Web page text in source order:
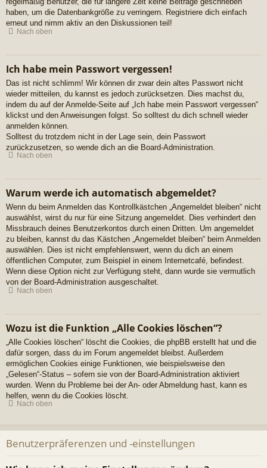
haben, um die Datenbankgröße zu verringern. Registriere dich einfach
erneut und nimm aktiv an den Diskussionen teil!
Nach oben
Ich habe mein Passwort vergessen!
Das ist nicht schlimm! Wir können dir zwar dein altes Passwort nicht
wieder mitteilen, du kannst es jedoch zurücksetzen. Dies machst du,
indem du auf der Anmelde-Seite auf „Ich habe mein Passwort vergessen“
klickst und den Anweisungen folgst. So solltest du dich schnell wieder
anmelden können.
Solltest du trotzdem nicht in der Lage sein, dein Passwort
zurückzusetzen, so wende dich an die Board-Administration.
Nach oben
Warum werde ich automatisch abgemeldet?
Wenn du beim Anmelden das Kontrollkästchen „Angemeldet bleiben“ nicht
auswählst, wirst du nur für eine Sitzung angemeldet. Dies verhindert den
Missbrauch deines Benutzerkontos durch einen Dritten. Um angemeldet
zu bleiben, kannst du das Kästchen „Angemeldet bleiben“ beim Anmelden
auswählen. Dies ist nicht empfehlenswert, wenn du dich an einem
öffentlichen Computer, zum Beispiel in einem Internetcafé, befindest.
Wenn diese Option nicht zur Verfügung steht, dann wurde sie vermutlich
von der Board-Administration ausgeschaltet.
Nach oben
Wozu ist die Funktion „Alle Cookies löschen“?
„Alle Cookies löschen“ löscht die Cookies, die phpBB erstellt hat und die
dafür sorgen, dass du im Forum angemeldet bleibst. Außerdem
ermöglichen Cookies einige Funktionen, wie beispielsweise den
„Gelesen“-Status – sofern sie von der Board-Administration aktiviert
wurden. Wenn du Probleme bei der An- oder Abmeldung hast, kann es
helfen, wenn du die Cookies löscht.
Nach oben
Benutzerpräferenzen und -einstellungen